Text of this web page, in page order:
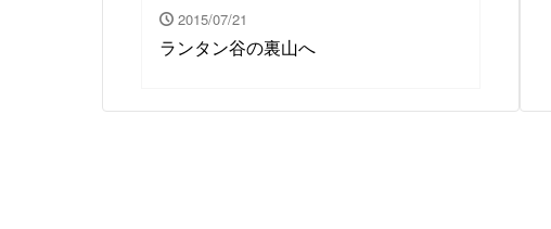
2015/07/21
ランタン谷の裏山へ